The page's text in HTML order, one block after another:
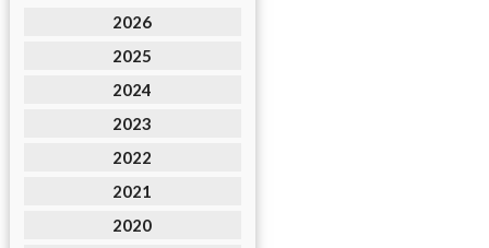
2026
2025
2024
2023
2022
2021
2020